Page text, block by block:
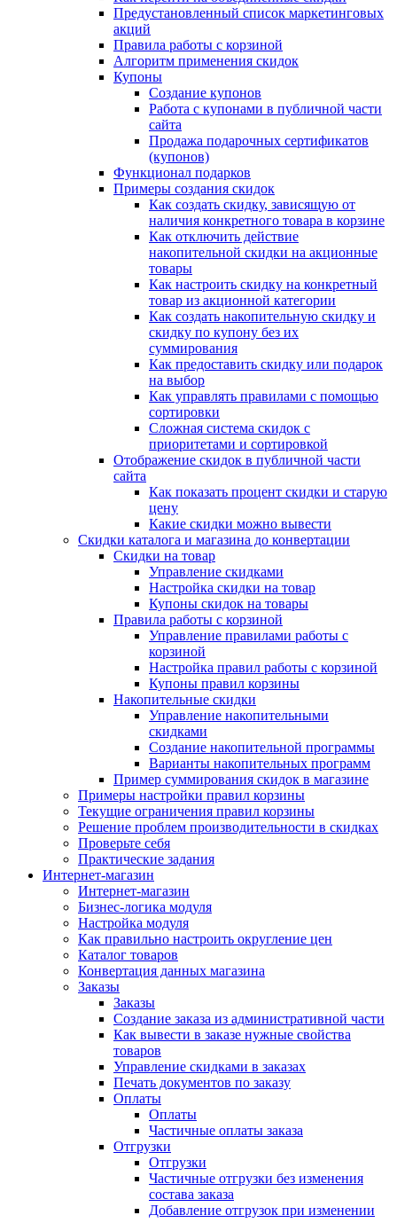
Предустановленный список маркетинговых
акций
Правила работы с корзиной
Алгоритм применения скидок
Купоны
Создание купонов
Работа с купонами в публичной части
сайта
Продажа подарочных сертификатов
(купонов)
Функционал подарков
Примеры создания скидок
Как создать скидку, зависящую от
наличия конкретного товара в корзине
Как отключить действие
накопительной скидки на акционные
товары
Как настроить скидку на конкретный
товар из акционной категории
Как создать накопительную скидку и
скидку по купону без их
суммирования
Как предоставить скидку или подарок
на выбор
Как управлять правилами с помощью
сортировки
Сложная система скидок с
приоритетами и сортировкой
Отображение скидок в публичной части
сайта
Как показать процент скидки и старую
цену
Какие скидки можно вывести
Скидки каталога и магазина до конвертации
Скидки на товар
Управление скидками
Настройка скидки на товар
Купоны скидок на товары
Правила работы с корзиной
Управление правилами работы с
корзиной
Настройка правил работы с корзиной
Купоны правил корзины
Накопительные скидки
Управление накопительными
скидками
Создание накопительной программы
Варианты накопительных программ
Пример суммирования скидок в магазине
Примеры настройки правил корзины
Текущие ограничения правил корзины
Решение проблем производительности в скидках
Проверьте себя
Практические задания
Интернет-магазин
Интернет-магазин
Бизнес-логика модуля
Настройка модуля
Как правильно настроить округление цен
Каталог товаров
Конвертация данных магазина
Заказы
Заказы
Создание заказа из административной части
Как вывести в заказе нужные свойства
товаров
Управление скидками в заказах
Печать документов по заказу
Оплаты
Оплаты
Частичные оплаты заказа
Отгрузки
Отгрузки
Частичные отгрузки без изменения
состава заказа
Добавление отгрузок при изменении